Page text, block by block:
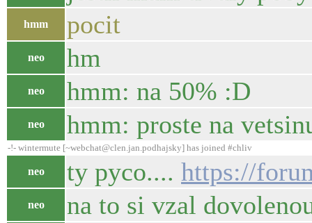
hmm pocit
neo hm
neo hmm: na 50% :D
neo hmm: proste na
-!- wintermute [~webchat@clen.jan.podhajsky] has joined #chliv
neo ty pyco.... https://
neo na to si vzal